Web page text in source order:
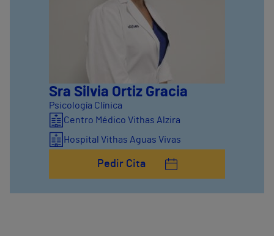
Sra Silvia Ortiz Gracia
Psicología Clínica
Centro Médico Vithas Alzira
Hospital Vithas Aguas Vivas
Pedir Cita